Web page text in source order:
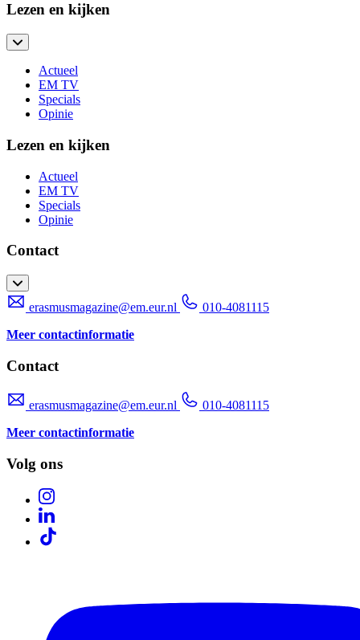
Lezen en kijken
Actueel
EM TV
Specials
Opinie
Lezen en kijken
Actueel
EM TV
Specials
Opinie
Contact
erasmusmagazine@em.eur.nl
010-4081115
Meer contactinformatie
Contact
erasmusmagazine@em.eur.nl
010-4081115
Meer contactinformatie
Volg ons